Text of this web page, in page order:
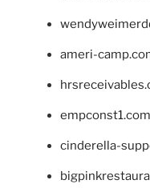
ameri-
empconst1.com
cinderella-